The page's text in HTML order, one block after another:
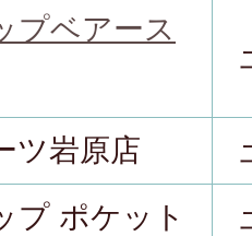
プベアース
ツ岩原店
プ ポケット